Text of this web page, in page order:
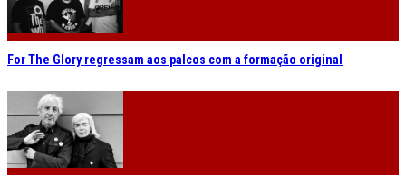
For The Glory regressam aos palcos com a formação original